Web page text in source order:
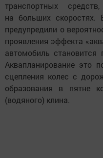
транспортных
на больших
предупредили о
проявления эффекта
автомобиль становится
Аквапланирование это
сцепления колес с
образования в пятне
(водяного) клина.